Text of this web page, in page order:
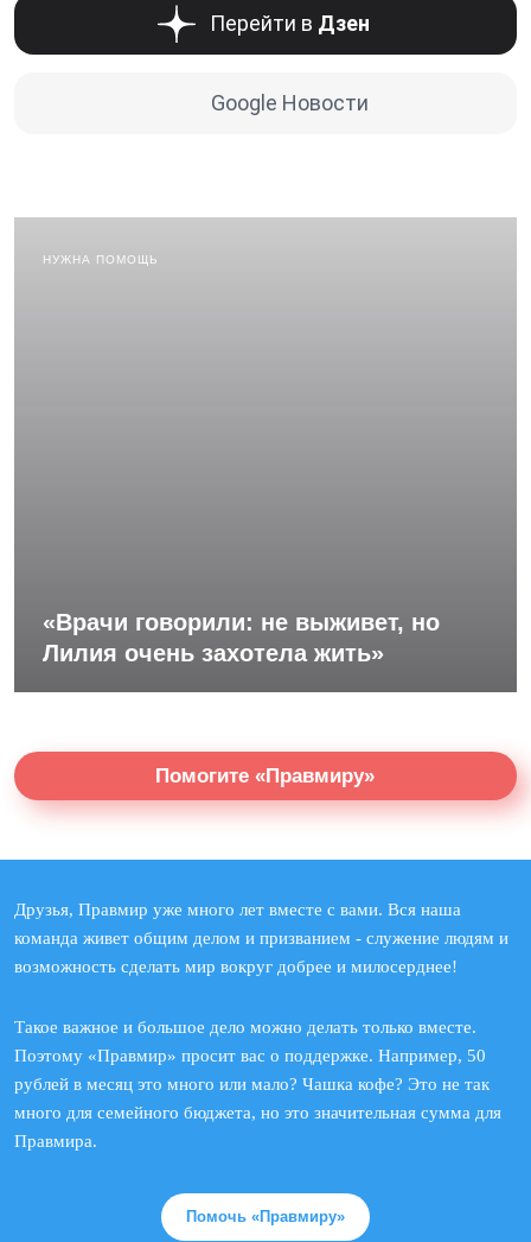
Перейти в Дзен
Google Новости
НУЖНА ПОМОЩЬ
«Врачи говорили: не выживет, но
Лилия очень захотела жить»
Помогите «Правмиру»
Друзья, Правмир уже много лет вместе с вами. Вся наша
команда живет общим делом и призванием - служение людям и
возможность сделать мир вокруг добрее и милосерднее!
Такое важное и большое дело можно делать только вместе.
Поэтому «Правмир» просит вас о поддержке. Например, 50
рублей в месяц это много или мало? Чашка кофе? Это не так
много для семейного бюджета, но это значительная сумма для
Правмира.
Помочь «Правмиру»